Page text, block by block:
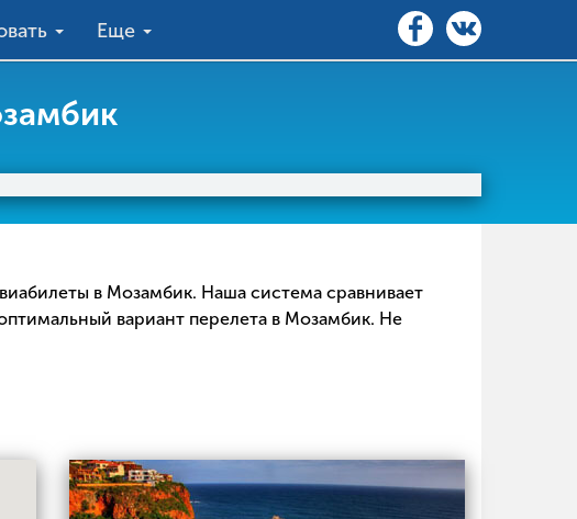
Еще
в Мозамбик. Наша система сравнивает
вариант перелета в Мозамбик. Не